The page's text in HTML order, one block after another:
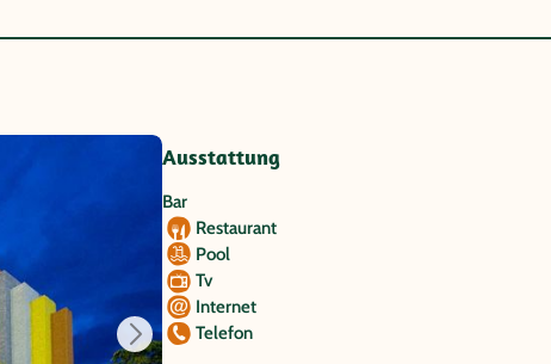
Ausstattung
Bar
Restaurant
Pool
Tv
Internet
Telefon